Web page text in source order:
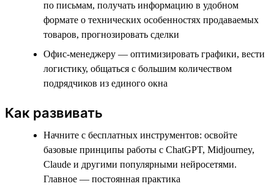
по письмам, получать информацию в удобном
формате о технических особенностях продаваемых
товаров, прогнозировать сделки
Офис-менеджеру — оптимизировать графики, вести
логистику, общаться с большим количеством
подрядчиков из единого окна
Как развивать
Начните с бесплатных инструментов: освойте
базовые принципы работы с ChatGPT, Midjourney,
Claude и другими популярными нейросетями.
Главное — постоянная практика